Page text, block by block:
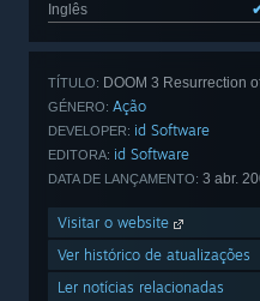
Inglês
TÍTULO: DOOM 3 Resurrection
GÉNERO: Ação
DEVELOPER: id Software
EDITORA: id Software
DATA DE LANÇAMENTO: 3 abr.
Visitar o website
Ver histórico de atualizações
Ler notícias relacionadas